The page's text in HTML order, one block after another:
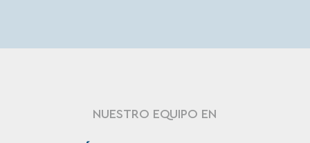
NUESTRO EQUIPO EN